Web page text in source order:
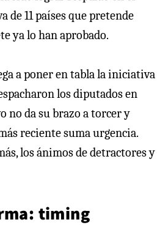
de 11 países que pretende
ya lo han aprobado.
a poner en tabla la iniciativa
los diputados en
no da su brazo a torcer y
reciente suma urgencia.
los ánimos de detractores y
timing